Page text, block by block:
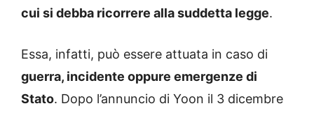
cui si debba ricorrere alla suddetta legge.
Essa, infatti, può essere attuata in caso di
guerra, incidente oppure emergenze di
Stato. Dopo l’annuncio di Yoon il 3 dicembre